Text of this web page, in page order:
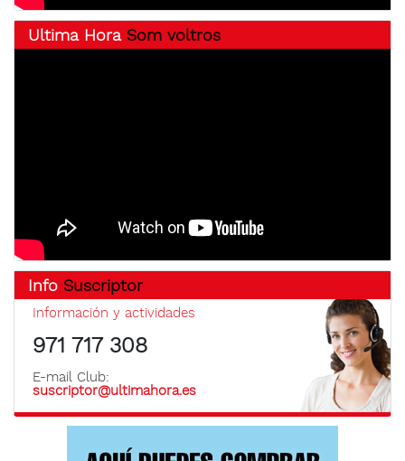
Ultima Hora Som voltros
Info Suscriptor
Información y actividades
971 717 308
E-mail Club:
suscriptor@ultimahora.es